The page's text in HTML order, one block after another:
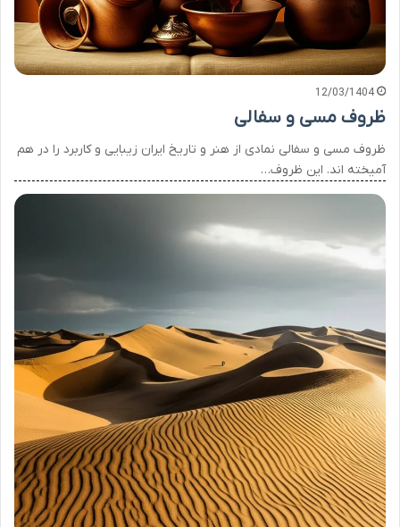
12/03/1404
ظروف مسی و سفالی
ظروف مسی و سفالی نمادی از هنر و تاریخ ایران زیبایی و کاربرد را در هم
آمیخته اند. این ظروف…